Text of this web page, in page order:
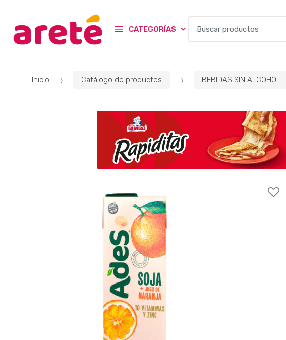
CATEGORÍAS
Inicio Catálogo de productos BEBIDAS SIN ALCOHOL